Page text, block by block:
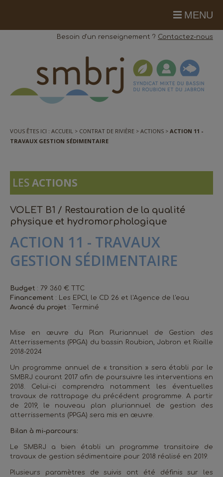
Besoin d'un renseignement ? Contactez-nous
VOUS ÊTES ICI : ACCUEIL CONTRAT DE RIVIÈRE ACTIONS
ACTION 11 -
TRAVAUX GESTION SÉDIMENTAIRE
LESACTIONS
VOLET B1 / Restauration de la qualité
physique et hydromorphologique
ACTION 11 - TRAVAUX
GESTION SÉDIMENTAIRE
Budget : 79 360 € TTC
Financement : Les EPCI, le CD 26 et l'Agence de l'eau
Avancé du projet : Terminé
Mise en œuvre du Plan Pluriannuel de Gestion des
Atterrissements (PPGA) du bassin Roubion, Jabron et Riaille
2018-2024
Un programme annuel de « transition » sera établi par le
SMBRJ courant 2017 afin de poursuivre les interventions en
2018. Celui-ci comprendra notamment les éventuelles
travaux de rattrapage du précédent programme. A partir
de 2019, le nouveau plan pluriannuel de gestion des
atterrissements (PPGA) sera mis en œuvre.
Bilan à mi-parcours:
Le SMBRJ a bien établi un programme transitoire de
travaux de gestion sédimentaire pour 2018 réalisé en 2019.
Plusieurs paramètres de suivis ont été définis sur les
MENU